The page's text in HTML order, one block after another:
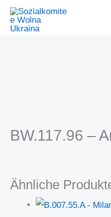
Zum
Inhalt
BW.117.96 –
Ähnliche